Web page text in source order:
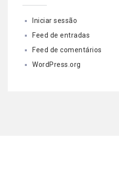
Iniciar sessão
Feed de entradas
Feed de comentários
WordPress.org